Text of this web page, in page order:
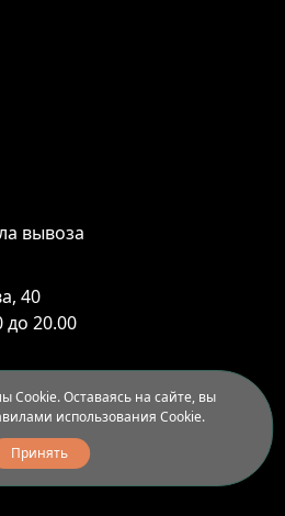
вывоза
40
до 20.00
Cookie. Оставаясь на сайте, вы
использования Cookie.
Принять